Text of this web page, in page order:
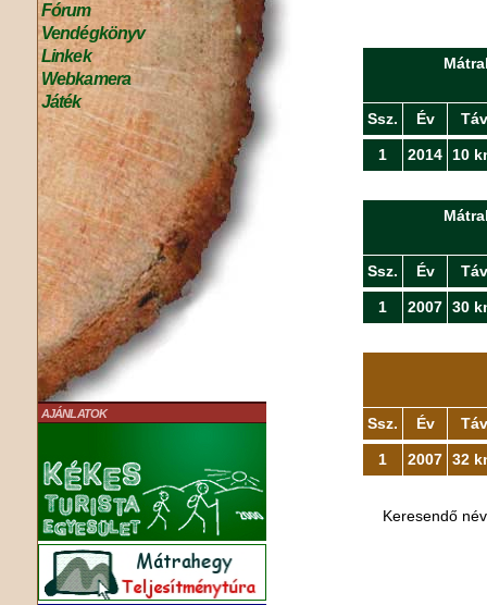
Fórum
Vendégkönyv
Linkek
Webkamera
Játék
AJÁNLATOK
Ssz. Év Táv
1 2014 10
Ssz. Év Táv
1 2007 30
Ssz. Év Táv
1 2007 32
Keresendő